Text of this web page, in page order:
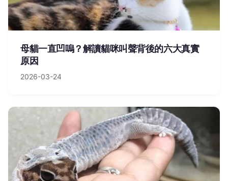
母貓一直凹嗚？解讀貓咪叫聲背後的六大真實
原因
2026-03-24